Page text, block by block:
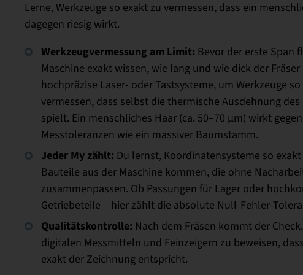
Lerne, Werkzeuge so exakt zu vermessen, dass ein
dagegen riesig wirkt.
Werkzeugvermessung am Limit: Bevor der erste Span
Maschine exakt wissen, wie lang und wie dick der
hochpräzise Laser- oder Tastsysteme, um Werkzeuge so
vermessen, dass selbst die thermische Ausdehnung
spielt. Ein menschliches Haar (ca. 50–70 µm) wirkt
Messtoleranzen wie ein massiver Baumstamm.
Jeder My zählt: Du lernst, Koordinatensysteme so
Bauteile aus der Maschine kommen, die ohne
zusammenpassen. Ob Passungen für Lager oder
Getriebeteile – hier zählt die absolute Null-Fehler-
Qualitätskontrolle: Nach dem Fräsen kommt der
digitalen Messmitteln und Feinzeigern zu beweisen,
exakt der Zeichnung entspricht.